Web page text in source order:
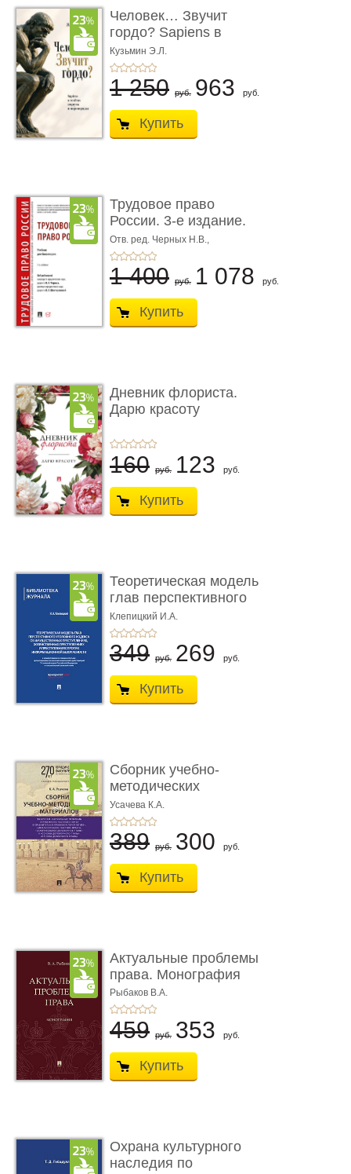
Человек… Звучит
гордо? Sapiens в
тенётах социума � ...
Кузьмин Э.Л.
1 250 руб. 963 руб.
Купить
Трудовое право
России. 3-е издание.
Учебник для ...
Отв. ред. Черных Н.В.,
Шестерякова И.В.
1 400 руб. 1 078 руб.
Купить
Дневник флориста.
Дарю красоту
160 руб. 123 руб.
Купить
Теоретическая модель
глав перспективного
УК о ...
Клепицкий И.А.
349 руб. 269 руб.
Купить
Сборник учебно-
методических
материалов по кур ...
Усачева К.А.
389 руб. 300 руб.
Купить
Актуальные проблемы
права. Монография
Рыбаков В.А.
459 руб. 353 руб.
Купить
Охрана культурного
наследия по